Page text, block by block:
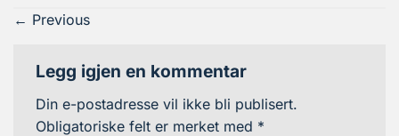
← Previous
Legg igjen en kommentar
Din e-postadresse vil ikke bli publisert.
Obligatoriske felt er merket med *